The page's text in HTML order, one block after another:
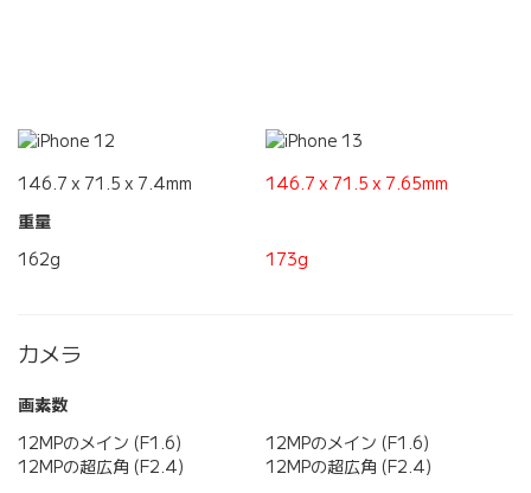
146.7 x 71.5 x 7.4mm
146.7 x 71.5 x 7.65mm
重量
162g
173g
カメラ
画素数
12MPのメイン (F1.6)
12MPの超広角 (F2.4)
12MPのメイン (F1.6)
12MPの超広角 (F2.4)